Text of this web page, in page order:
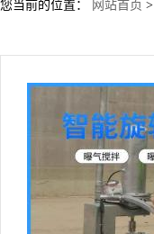
您当前的位置： 网站首页 >